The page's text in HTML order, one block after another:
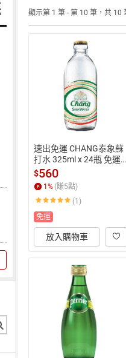
顯示第 1 筆 - 第 10 筆，共 10
速出免運 CHANG泰象蘇
打水 325ml x 24瓶 免運
費  氣泡水 泰國進口 (HS
嚴選)
$560
1% (賺5點)
(1)
免運
放入購物車